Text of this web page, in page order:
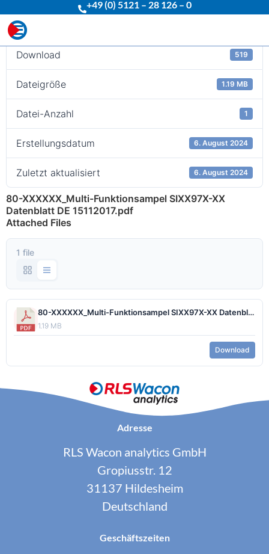
+49 (0) 5121 – 28 126 – 0
Download
Download 519
Dateigröße 1.19 MB
Datei-Anzahl 1
Erstellungsdatum 6. August 2024
Zuletzt aktualisiert 6. August 2024
80-XXXXXX_Multi-Funktionsampel SIXX97X-XX
Datenblatt DE 15112017.pdf
Attached Files
1 file
80-XXXXXX_Multi-Funktionsampel SIXX97X-XX Datenblatt DE 15112017.pdf
1.19 MB
Download
Adresse
RLS Wacon analytics GmbH
Gropiusstr. 12
31137 Hildesheim
Deutschland
Geschäftszeiten